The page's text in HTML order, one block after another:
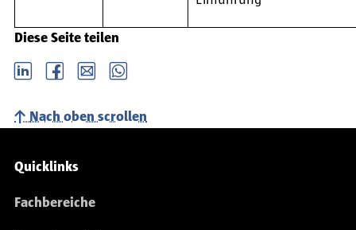
Diese Seite teilen
LinkedIn Facebook email Whatsapp
Nach oben scrollen
Service-Navigation
Quicklinks
Fachbereiche